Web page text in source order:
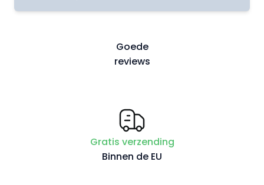
Goede
reviews
Gratis verzending
Binnen de EU